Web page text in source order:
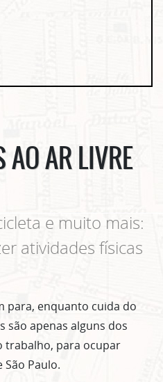
AO AR LIVRE
e muito mais:
atividades físicas
para, enquanto cuida do
são apenas alguns dos
trabalho, para ocupar
Paulo.